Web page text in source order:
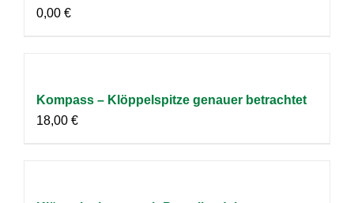
0,00 €
Kompass – Klöppelspitze genauer betrachtet
18,00 €